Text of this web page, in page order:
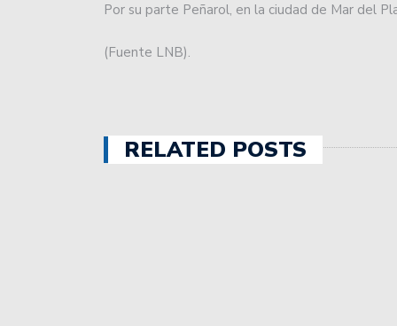
Unión intentará seguir
Sebastián Puñet ya no
Por su parte Peñarol, en la ciudad de Mar del
(Fuente LNB).
RELATED POSTS